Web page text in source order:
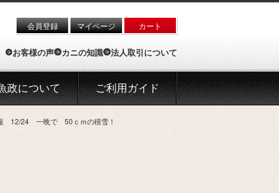
会員登録 マイページ カート
お客様の声 カニの知識 法人取引について
政について ご利用ガイド
12/24 一晩で 50ｃｍの積雪！